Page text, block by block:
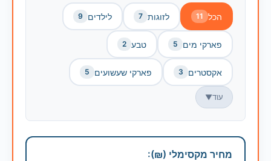
הכל 11 לזוגות 7 לילדים 9
פארקי מים 5 טבע 2
אקסטרים 3 פארקי שעשועים 5
עוד▼
מחיר מקסימלי (₪):